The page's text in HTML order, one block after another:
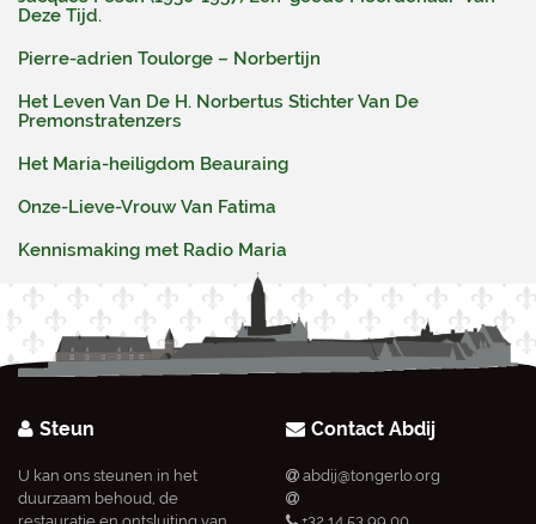
Deze Tijd.
Pierre-adrien Toulorge – Norbertijn
Het Leven Van De H. Norbertus Stichter Van De
Premonstratenzers
Het Maria-heiligdom Beauraing
Onze-Lieve-Vrouw Van Fatima
Kennismaking met Radio Maria
Steun
U kan ons steunen in het
duurzaam behoud, de
Contact Abdij
abdij@tongerlo.org